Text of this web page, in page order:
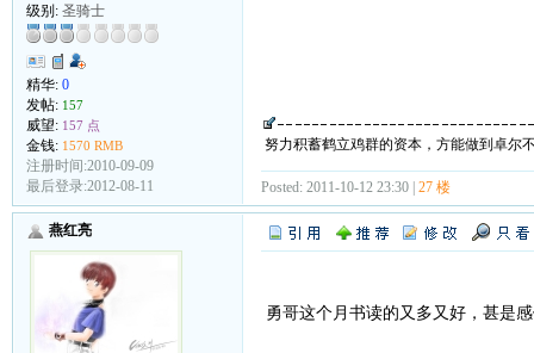
级别: 圣骑士
精华: 0
发帖: 157
威望: 157 点
金钱: 1570 RMB
注册时间:2010-09-09
最后登录:2012-08-11
努力积蓄鹤立鸡群的资本，方能做到卓尔
Posted: 2011-10-12 23:30 | 27 楼
燕红亮
勇哥这个月书读的又多又好，甚是